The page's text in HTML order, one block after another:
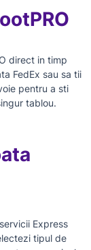
direct in timp
FedEx sau sa tii
pentru a sti
tablou.
Express
tipul de